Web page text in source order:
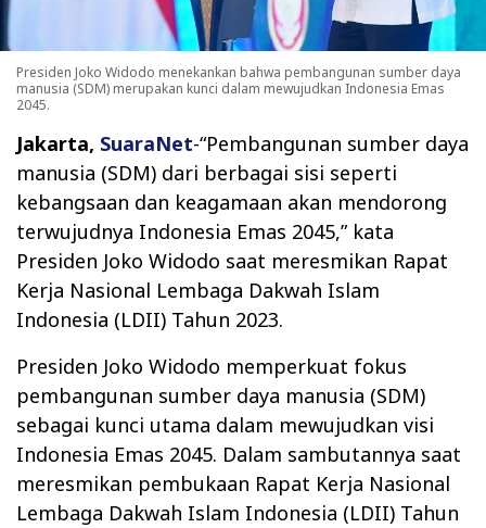
Presiden Joko Widodo menekankan bahwa pembangunan sumber daya
manusia (SDM) merupakan kunci dalam mewujudkan Indonesia Emas
2045.
Jakarta, SuaraNet-“Pembangunan sumber daya
manusia (SDM) dari berbagai sisi seperti
kebangsaan dan keagamaan akan mendorong
terwujudnya Indonesia Emas 2045,” kata
Presiden Joko Widodo saat meresmikan Rapat
Kerja Nasional Lembaga Dakwah Islam
Indonesia (LDII) Tahun 2023.
Presiden Joko Widodo memperkuat fokus
pembangunan sumber daya manusia (SDM)
sebagai kunci utama dalam mewujudkan visi
Indonesia Emas 2045. Dalam sambutannya saat
meresmikan pembukaan Rapat Kerja Nasional
Lembaga Dakwah Islam Indonesia (LDII) Tahun